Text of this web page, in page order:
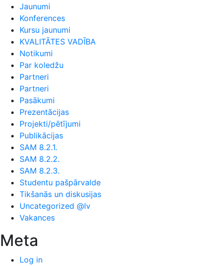
Jaunumi
Konferences
Kursu jaunumi
KVALITĀTES VADĪBA
Notikumi
Par koledžu
Partneri
Partneri
Pasākumi
Prezentācijas
Projekti/pētījumi
Publikācijas
SAM 8.2.1.
SAM 8.2.2.
SAM 8.2.3.
Studentu pašpārvalde
Tikšanās un diskusijas
Uncategorized @lv
Vakances
Meta
Log in